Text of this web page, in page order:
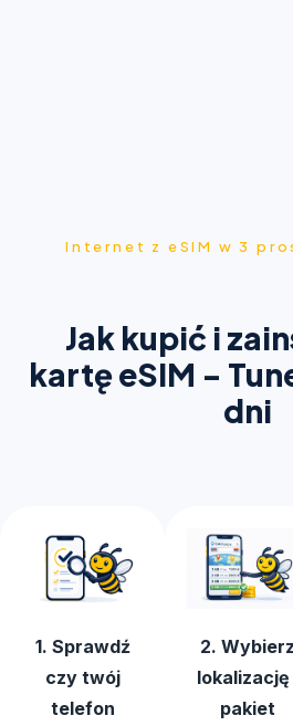
Internet z eSIM w 3
Jak kupić i
kartę eSIM -
dni
1. Sprawdź
czy twój
telefon
2. Wybierz
lokalizację
pakiet